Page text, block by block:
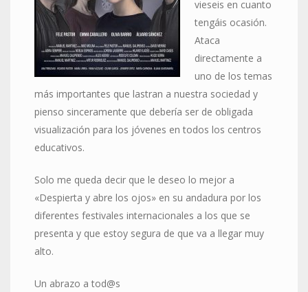
vieseis en cuanto
tengáis ocasión.
Ataca
directamente a
uno de los temas
más importantes que lastran a nuestra sociedad y
pienso sinceramente que debería ser de obligada
visualización para los jóvenes en todos los centros
educativos.
Solo me queda decir que le deseo lo mejor a
«Despierta y abre los ojos» en su andadura por los
diferentes festivales internacionales a los que se
presenta y que estoy segura de que va a llegar muy
alto.
Un abrazo a tod@s